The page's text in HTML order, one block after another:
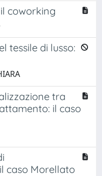
coworking
tessile di lusso:
tra
il caso
caso Morellato